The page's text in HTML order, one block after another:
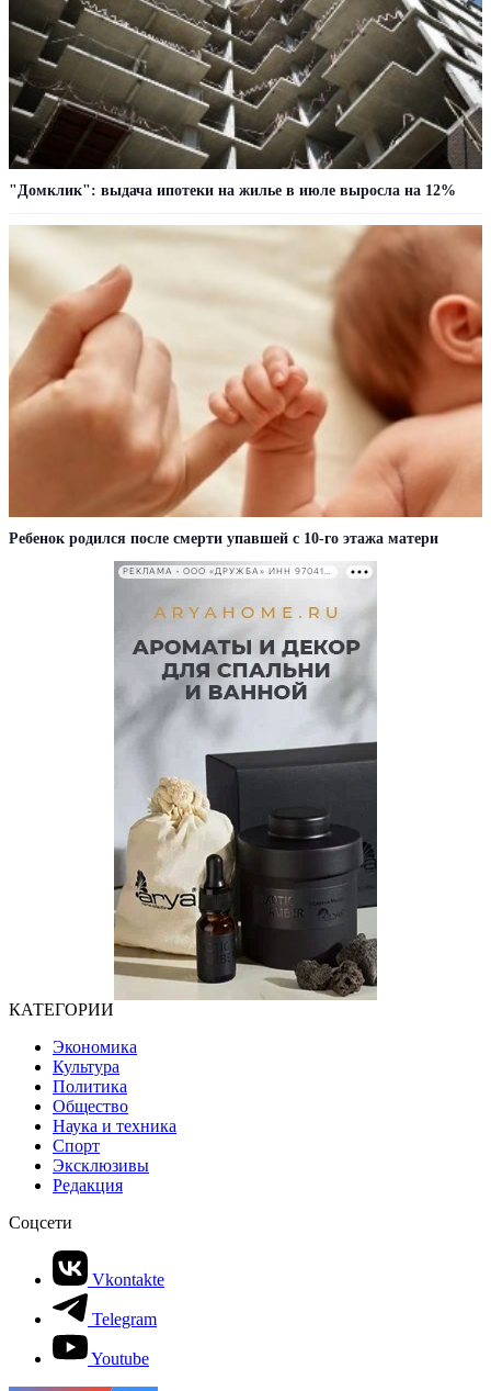
"Домклик": выдача ипотеки на жилье в июле выросла на 12%
Ребенок родился после смерти упавшей с 10-го этажа матери
РЕКЛАМА • ООО «ДРУЖБА» ИНН 9704146411
КАТЕГОРИИ
Экономика
Культура
Политика
Общество
Наука и техника
Спорт
Эксклюзивы
Редакция
Соцсети
Vkontakte
Telegram
Youtube